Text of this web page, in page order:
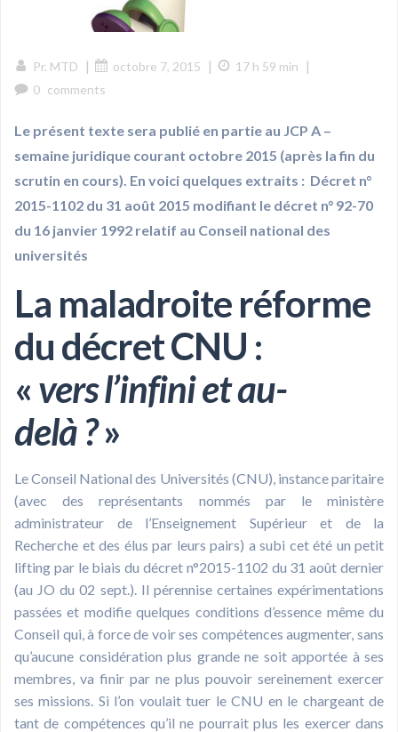
Pr. MTD | octobre 7, 2015 | 17 h 59 min |
0 comments
Le présent texte sera publié en partie au JCP A –
semaine juridique courant octobre 2015 (après la fin du
scrutin en cours). En voici quelques extraits : Décret n°
2015-1102 du 31 août 2015 modifiant le décret n° 92-70
du 16 janvier 1992 relatif au Conseil national des
universités
La maladroite réforme
du décret CNU :
« vers l’infini et au-
delà ?»
Le Conseil National des Universités (CNU), instance paritaire
(avec des représentants nommés par le ministère
administrateur de l’Enseignement Supérieur et de la
Recherche et des élus par leurs pairs) a subi cet été un petit
lifting par le biais du décret n°2015-1102 du 31 août dernier
(au JO du 02 sept.). Il pérennise certaines expérimentations
passées et modifie quelques conditions d’essence même du
Conseil qui, à force de voir ses compétences augmenter, sans
qu’aucune considération plus grande ne soit apportée à ses
membres, va finir par ne plus pouvoir sereinement exercer
ses missions. Si l’on voulait tuer le CNU en le chargeant de
tant de compétences qu’il ne pourrait plus les exercer dans